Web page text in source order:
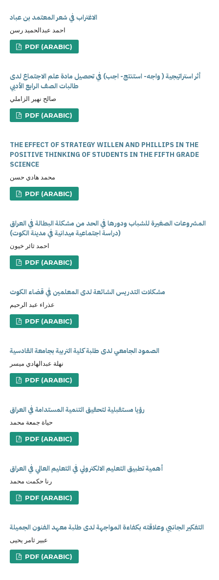
الاغتراب في شعر المعتمد بن عباد
احمد عبدالحميد رسن
PDF (ARABIC)
أثر استراتيجية ( واجه- استنتج- اجب) في تحصيل مادة علم الاجتماع لدى
طالبات الصف الرابع الأدبي
صالح نهير الزاملي
PDF (ARABIC)
THE EFFECT OF STRATEGY WILLEN AND PHILLIPS IN THE
POSITIVE THINKING OF STUDENTS IN THE FIFTH GRADE
SCIENCE
محمد هادي حسن
PDF (ARABIC)
المشروعات الصغيرة للشباب ودورها في الحد من مشكلة البطالة في العراق
(دراسة اجتماعية ميدانية في مدينة الكوت)
احمد ثائر خيون
PDF (ARABIC)
مشكلات التدريس الشائعة لدى المعلمين في قضاء الكوت
عذراء عبد الرحيم
PDF (ARABIC)
الصمود الجامعي لدى طلبة كلية التربية بجامعة القادسية
نهلة عبدالهادي ميسر
PDF (ARABIC)
رؤيا مستقبلية لتحقيق التنمية المستدامة في العراق
حياة جمعة محمد
PDF (ARABIC)
أهمية تطبيق التعليم الالكتروني في التعليم العالي في العراق
رنا حكمت محمد
PDF (ARABIC)
التفكير الجانبي وعلاقته بكفاءة المواجهة لدى طلبة معهد الفنون الجميلة
عبير ثامر يحيى
PDF (ARABIC)